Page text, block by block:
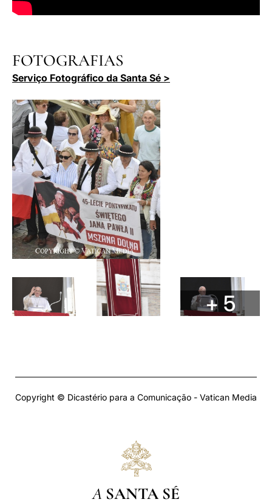
FOTOGRAFIAS
Serviço Fotográfico da Santa Sé >
+ 5
Copyright © Dicastério para a Comunicação - Vatican Media
A SANTA SÉ